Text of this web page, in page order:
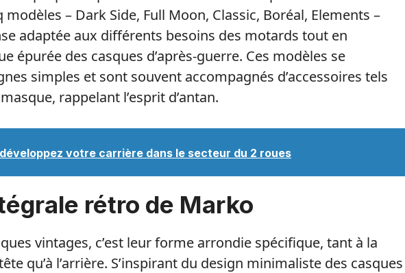
– Dark Side, Full Moon, Classic, Boréal, Elements –
adaptée aux différents besoins des motards tout en
épurée des casques d’après-guerre. Ces modèles se
simples et sont souvent accompagnés d’accessoires tels
rappelant l’esprit d’antan.
votre carrière dans le secteur du 2 roues
rétro de Marko
vintages, c’est leur forme arrondie spécifique, tant à la
qu’à l’arrière. S’inspirant du design minimaliste des casques